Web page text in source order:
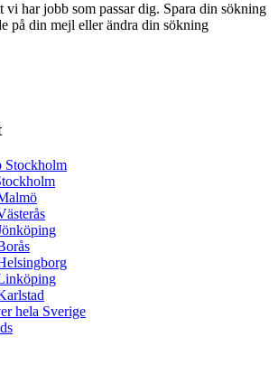
vi har jobb som passar dig. Spara din sökning
på din mejl eller ändra din sökning
Stockholm
hela Sverige